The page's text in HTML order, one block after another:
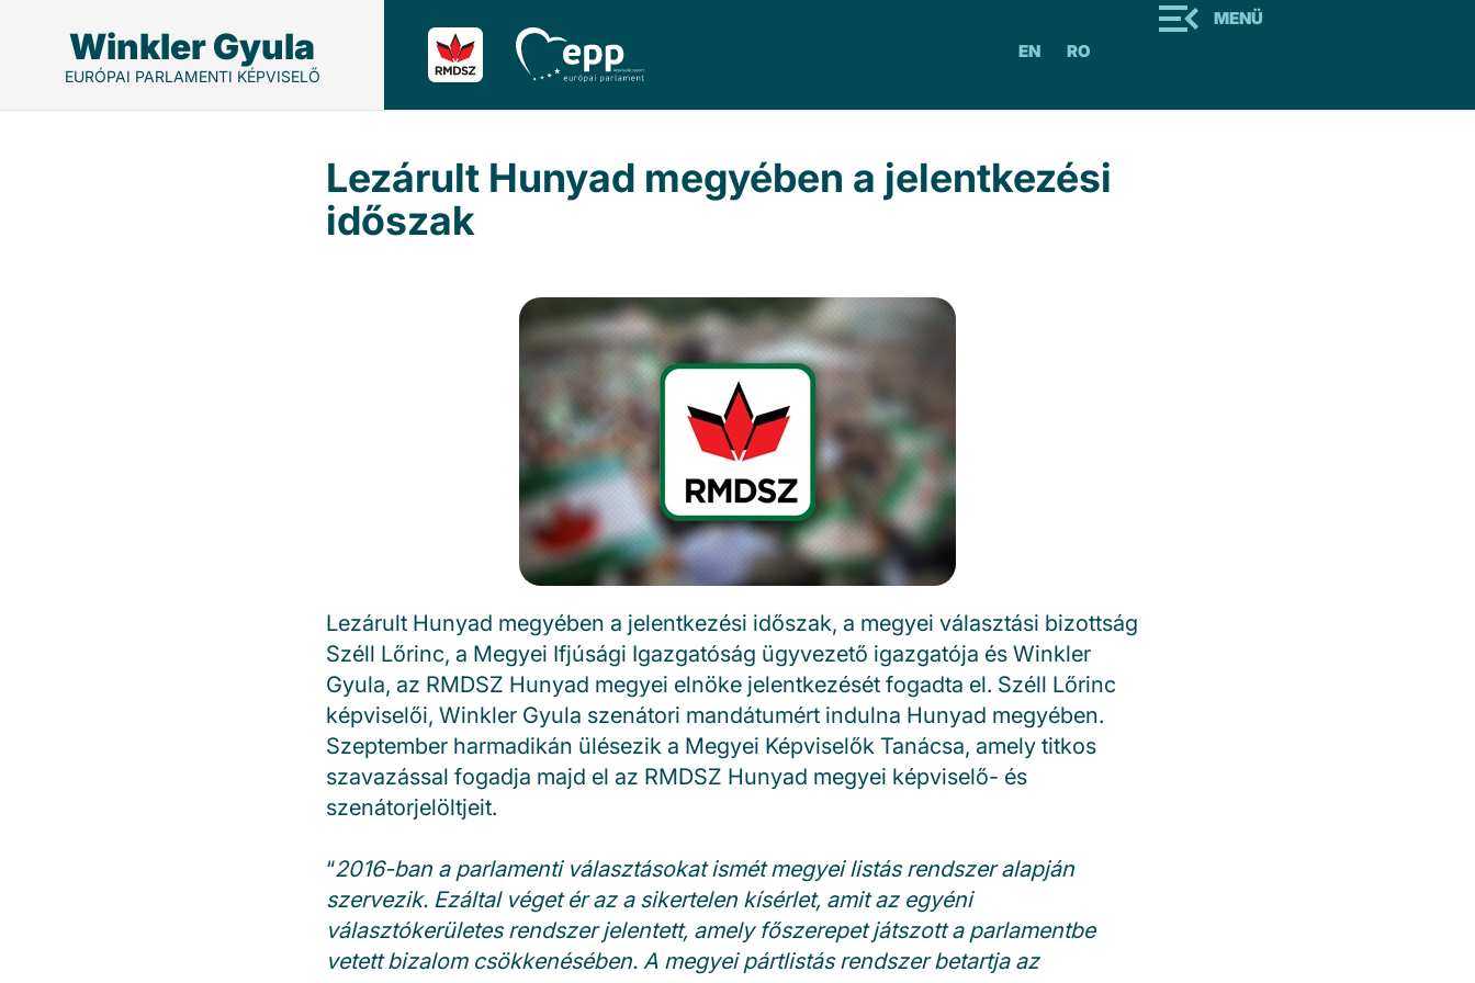
Winkler Gyula
EURÓPAI PARLAMENTI KÉPVISELŐ
EN RO
MENÜ
Lezárult Hunyad megyében a jelentkezési
időszak
Lezárult Hunyad megyében a jelentkezési időszak, a megyei választási bizottság
Széll Lőrinc, a Megyei Ifjúsági Igazgatóság ügyvezető igazgatója és Winkler
Gyula, az RMDSZ Hunyad megyei elnöke jelentkezését fogadta el. Széll Lőrinc
képviselői, Winkler Gyula szenátori mandátumért indulna Hunyad megyében.
Szeptember harmadikán ülésezik a Megyei Képviselők Tanácsa, amely titkos
szavazással fogadja majd el az RMDSZ Hunyad megyei képviselő- és
szenátorjelöltjeit.
“2016-ban a parlamenti választásokat ismét megyei listás rendszer alapján
szervezik. Ezáltal véget ér az a sikertelen kísérlet, amit az egyéni
választókerületes rendszer jelentett, amely főszerepet játszott a parlamentbe
vetett bizalom csökkenésében. A megyei pártlistás rendszer betartja az